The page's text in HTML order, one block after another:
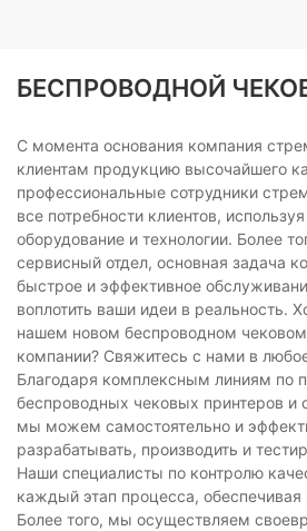
БЕСПРОВОДНОЙ
С момента основания компания
клиентам продукцию высочайшего
профессиональные сотрудники
все потребности клиентов,
оборудование и технологии. Более
сервисный отдел, основная задача
быстрое и эффективное
воплотить ваши идеи в реальность.
нашем новом беспроводном
компании? Свяжитесь с нами в
Благодаря комплексным линиям по
беспроводных чековых принтеров и
мы можем самостоятельно и
разрабатывать, производить и
Наши специалисты по контролю
каждый этап процесса, обеспечивая
Более того, мы осуществляем